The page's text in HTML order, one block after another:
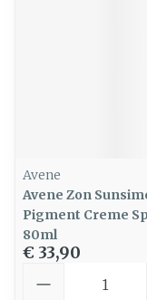
Avene
Avene Zon
Pigment Creme
80ml
€ 33,90